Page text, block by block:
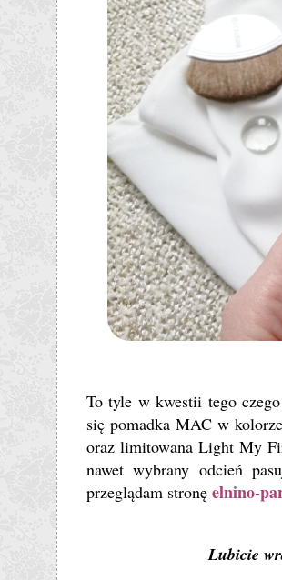
To tyle w kwestii tego
się pomadka MAC w
oraz limitowana Light My
nawet wybrany odcień
przeglądam stronę elnino-
Lubicie